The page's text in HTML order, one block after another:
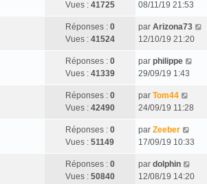
Vues : 41725
08/11/19 21:53
Réponses : 0
Vues : 41524
par Arizona73
12/10/19 21:20
Réponses : 0
Vues : 41339
par philippe
29/09/19 1:43
Réponses : 0
Vues : 42490
par Tom44
24/09/19 11:28
Réponses : 0
Vues :51149
par Zeeber
17/09/19 10:33
Réponses : 0
Vues : 50840
par dolphin
12/08/19 14:20